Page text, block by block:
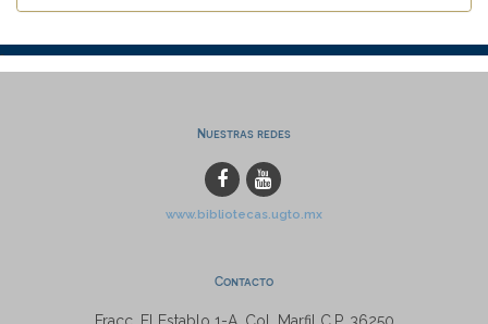
Nuestras redes
www.bibliotecas.ugto.mx
Contacto